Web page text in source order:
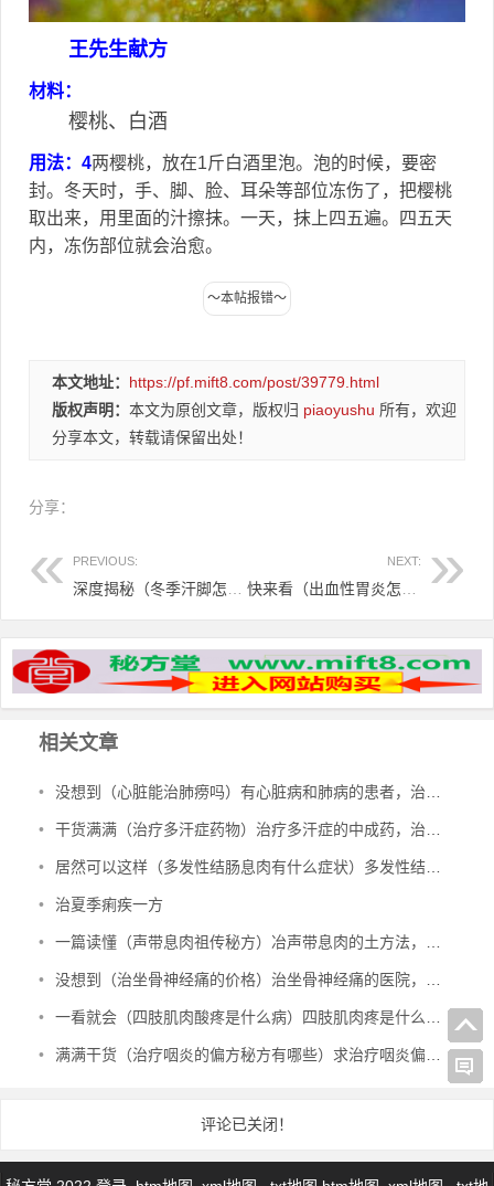
王先生献方
材料：
樱桃、白酒
用法：4两樱桃，放在1斤白酒里泡。泡的时候，要密
封。冬天时，手、脚、脸、耳朵等部位冻伤了，把樱桃
取出来，用里面的汁擦抹。一天，抹上四五遍。四五天
内，冻伤部位就会治愈。
本文地址： https://pf.mift8.com/post/39779.html
版权声明： 本文为原创文章，版权归 piaoyushu 所有，欢迎
分享本文，转载请保留出处！
分享：
PREVIOUS: NEXT:
相关文章
• 没想到（心脏能治肺痨吗）有心脏病和肺病的患者，治多种心脏病、肺结核、肺病，
• 干货满满（治疗多汗症药物）治疗多汗症的中成药，治多汗症验方，
• 居然可以这样（多发性结肠息肉有什么症状）多发性结肠息肉一定要手术吗，治多发性结肠息肉验方，
• 治夏季痢疾一方
• 一篇读懂（声带息肉祖传秘方）冶声带息肉的土方法，治声带息肉验方，
• 没想到（治坐骨神经痛的价格）治坐骨神经痛的医院，治坐骨神经痛的特效验方，
• 一看就会（四肢肌肉酸疼是什么病）四肢肌肉疼是什么原因引起的图片，治四肢肌肉萎缩秘方，
• 满满干货（治疗咽炎的偏方秘方有哪些）求治疗咽炎偏方，治咽炎的绝密方子，
评论已关闭！